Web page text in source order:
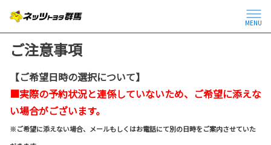
MENU
ご注意事項
【ご希望日時の選択について】
■実際の予約状況と連係していないため、ご希望に添えな
い場合がございます。
※ご希望に添えない場合、メールもしくはお電話にて別の日時をご案内させていた